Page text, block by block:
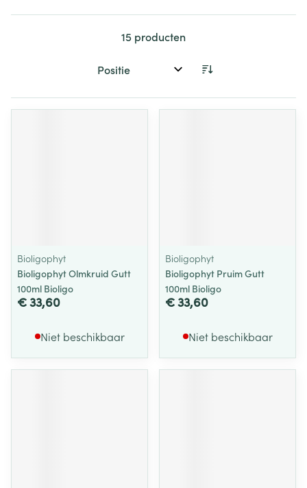
15 producten
Sorteer op:
Bioligophyt
Bioligophyt Olmkruid Gutt
100ml Bioligo
€ 33,60
Niet beschikbaar
Bioligophyt
Bioligophyt Pruim Gutt
100ml Bioligo
€ 33,60
Niet beschikbaar